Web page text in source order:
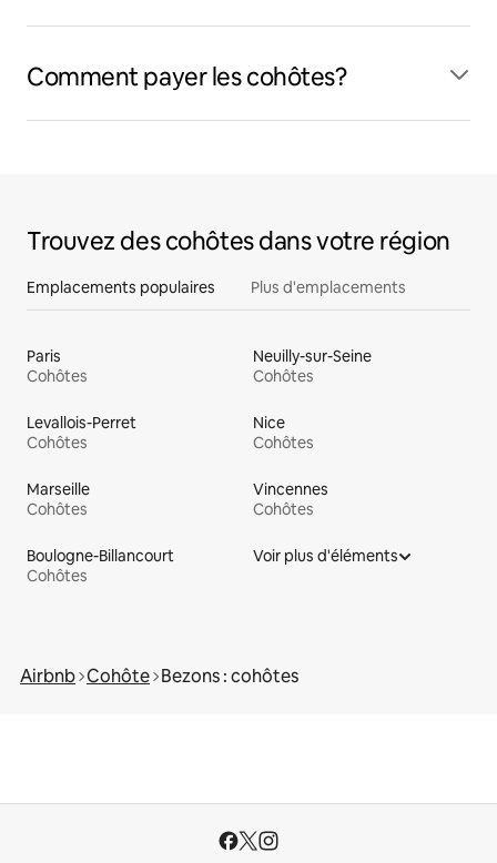
Comment payer les cohôtes?
Trouvez des cohôtes dans votre région
Emplacements populaires Plus d'emplacements
Paris
Cohôtes
Neuilly-sur-Seine
Cohôtes
Levallois-Perret
Cohôtes
Nice
Cohôtes
Marseille
Cohôtes
Vincennes
Cohôtes
Boulogne-Billancourt
Cohôtes
Voir plus d'éléments
Airbnb Cohôte Bezons : cohôtes